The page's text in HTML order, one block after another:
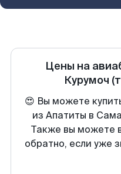
Цены на
Курумоч
😍 Вы можете
из Апатиты в
Также вы можете
обратно, если уже